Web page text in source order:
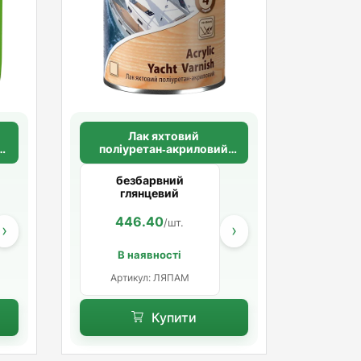
232.00
›
Лак яхтовий
поліуретан‑акриловий
Maxima
безбарвний
глянцевий
446.40/шт.
В наявності
Артикул: ЛЯПАМ
›
Купити